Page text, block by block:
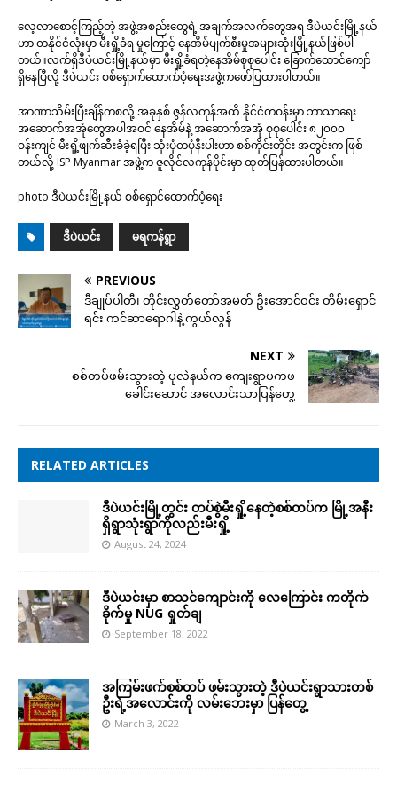
လေ့လာစောင့်ကြည့်တဲ့ အဖွဲ့အစည်းတွေရဲ့ အချက်အလက်တွေအရ ဒီပဲယင်းမြို့နယ်
ဟာ တနိုင်ငံလုံးမှာ မီးရှို့ခံရ မှုကြောင့် နေအိမ်ပျက်စီးမှုအများဆုံးမြို့နယ်ဖြစ်ပါ
တယ်။လက်ရှိဒီပဲယင်းမြို့နယ်မှာ မီးရှို့ခံရတဲ့နေအိမ်စုစုပေါင်း ခြောက်ထောင်ကျော်
ရှိနေပြီလို့ ဒီပဲယင်း စစ်ရှောက်ထောက်ပံ့ရေးအဖွဲ့ကဖော်ပြထားပါတယ်။
အာဏာသိမ်းပြီးချိန်ကစလို့ အခုနှစ် ဇွန်လကုန်အထိ နိုင်ငံတဝန်းမှာ ဘာသာရေး
အဆောက်အအုံတွေအပါအဝင် နေအိမ်နဲ့ အဆောက်အအုံ စုစုပေါင်း ၈၂၀၀၀
ဝန်းကျင် မီးရှို့ဖျက်ဆီးခံခဲ့ရပြီး သုံးပုံတပုံနီးပါးဟာ စစ်ကိုင်းတိုင်း အတွင်းက ဖြစ်
တယ်လို့ ISP Myanmar အဖွဲ့က ဇူလိုင်လကုန်ပိုင်းမှာ ထုတ်ပြန်ထားပါတယ်။
photo ဒီပဲယင်းမြို့နယ် စစ်ရှောင်ထောက်ပံ့ရေး
ဒီပဲယင်း မရကန်ရွာ
PREVIOUS
ဒီချုပ်ပါတီ၊ တိုင်းလွှတ်တော်အမတ် ဦးအောင်ဝင်း တိမ်းရှောင်
ရင်း ကင်ဆာရောဂါနဲ့ ကွယ်လွန်
NEXT
စစ်တပ်ဖမ်းသွားတဲ့ ပုလဲနယ်က ကျေးရွာပကဖ
ခေါင်းဆောင် အလောင်းသာပြန်တွေ့
RELATED ARTICLES
ဒီပဲယင်းမြို့တွင်း တပ်စွဲမီးရှို့နေတဲ့စစ်တပ်က မြို့အနီး
ရှိရွာသုံးရွာကိုလည်းမီးရှို့
August 24, 2024
ဒီပဲယင်းမှာ စာသင်ကျောင်းကို လေကြောင်း ကတိုက်
ခိုက်မှု NUG ရှုတ်ချ
September 18, 2022
အကြမ်းဖက်စစ်တပ် ဖမ်းသွားတဲ့ ဒီပဲယင်းရွာသားတစ်
ဦးရဲ့အလောင်းကို လမ်းဘေးမှာ ပြန်တွေ့
March 3, 2022